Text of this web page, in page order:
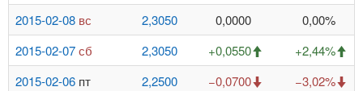
2015-02-08 вс 2,3050 0,0000
0,00%
2015-02-07сб 2,3050 +0,0550
+2,44%
2015-02-06 пт 2,2500 −0,0700
−3,02%